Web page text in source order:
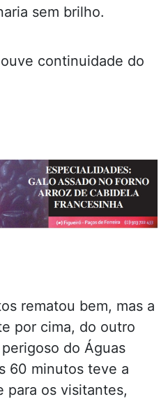
sem brilho.
continuidade do
rematou bem, mas a
por cima, do outro
do Águas
60 minutos teve a
para os visitantes,